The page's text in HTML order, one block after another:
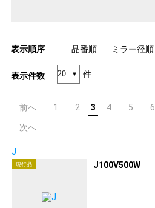
表示順序 品番順 ミラー径順
表示件数 件
前へ 1 2 3 4 5 6
次へ
J
現行品 J100V500W